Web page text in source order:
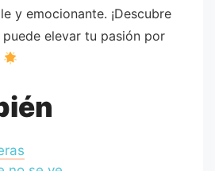
y emocionante. ¡Descubre
elevar tu pasión por